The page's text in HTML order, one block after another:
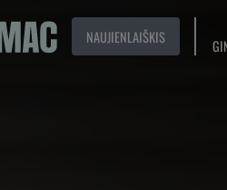
NAUJIENLAIŠKIS